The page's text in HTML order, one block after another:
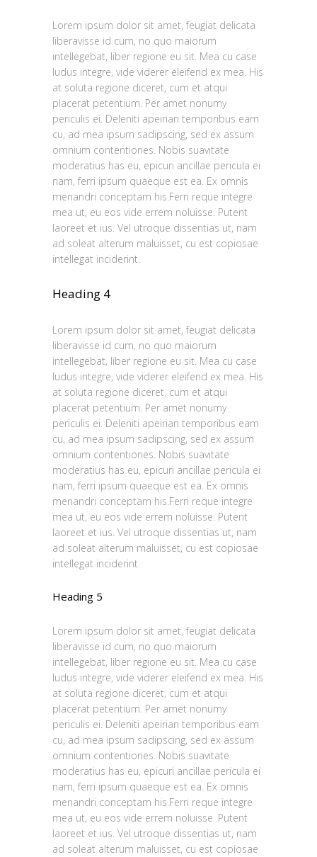
Lorem ipsum dolor sit amet, feugiat delicata
liberavisse id cum, no quo maiorum
intellegebat, liber regione eu sit. Mea cu case
ludus integre, vide viderer eleifend ex mea. His
at soluta regione diceret, cum et atqui
placerat petentium. Per amet nonumy
periculis ei. Deleniti apeirian temporibus eam
cu, ad mea ipsum sadipscing, sed ex assum
omnium contentiones. Nobis suavitate
moderatius has eu, epicuri ancillae pericula ei
nam, ferri ipsum quaeque est ea. Ex omnis
menandri conceptam his.Ferri reque integre
mea ut, eu eos vide errem noluisse. Putent
laoreet et ius. Vel utroque dissentias ut, nam
ad soleat alterum maluisset, cu est copiosae
intellegat inciderint.
Heading 4
Lorem ipsum dolor sit amet, feugiat delicata
liberavisse id cum, no quo maiorum
intellegebat, liber regione eu sit. Mea cu case
ludus integre, vide viderer eleifend ex mea. His
at soluta regione diceret, cum et atqui
placerat petentium. Per amet nonumy
periculis ei. Deleniti apeirian temporibus eam
cu, ad mea ipsum sadipscing, sed ex assum
omnium contentiones. Nobis suavitate
moderatius has eu, epicuri ancillae pericula ei
nam, ferri ipsum quaeque est ea. Ex omnis
menandri conceptam his.Ferri reque integre
mea ut, eu eos vide errem noluisse. Putent
laoreet et ius. Vel utroque dissentias ut, nam
ad soleat alterum maluisset, cu est copiosae
intellegat inciderint.
Heading 5
Lorem ipsum dolor sit amet, feugiat delicata
liberavisse id cum, no quo maiorum
intellegebat, liber regione eu sit. Mea cu case
ludus integre, vide viderer eleifend ex mea. His
at soluta regione diceret, cum et atqui
placerat petentium. Per amet nonumy
periculis ei. Deleniti apeirian temporibus eam
cu, ad mea ipsum sadipscing, sed ex assum
omnium contentiones. Nobis suavitate
moderatius has eu, epicuri ancillae pericula ei
nam, ferri ipsum quaeque est ea. Ex omnis
menandri conceptam his.Ferri reque integre
mea ut, eu eos vide errem noluisse. Putent
laoreet et ius. Vel utroque dissentias ut, nam
ad soleat alterum maluisset, cu est copiosae